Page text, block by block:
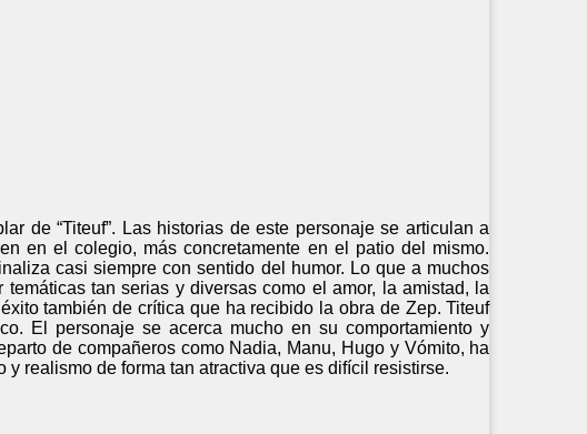
de “Titeuf”. Las historias de este personaje se articulan a
en el colegio, más concretamente en el patio del mismo.
casi siempre con sentido del humor. Lo que a muchos
tan serias y diversas como el amor, la amistad, la
también de crítica que ha recibido la obra de Zep. Titeuf
El personaje se acerca mucho en su comportamiento y
de compañeros como Nadia, Manu, Hugo y Vómito, ha
realismo de forma tan atractiva que es difícil resistirse.